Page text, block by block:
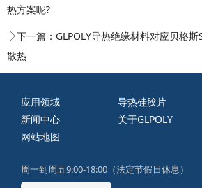
热方案呢?
下一篇： GLPOLY导热绝缘材料对应贝格
散热
应用领域 导热硅胶片
新闻中心
关于GLPOLY
网站地图
周一到周五9:00-18:00（法定节假日休息）